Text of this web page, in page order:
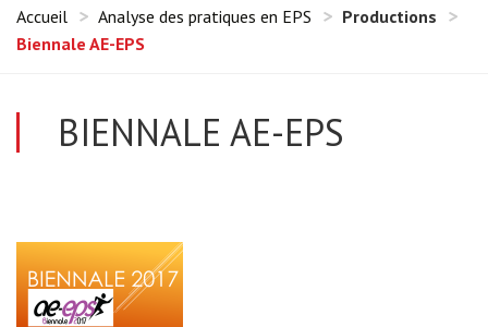
Accueil Analyse des pratiques en EPS
Productions
Biennale AE-EPS
BIENNALE AE-EPS